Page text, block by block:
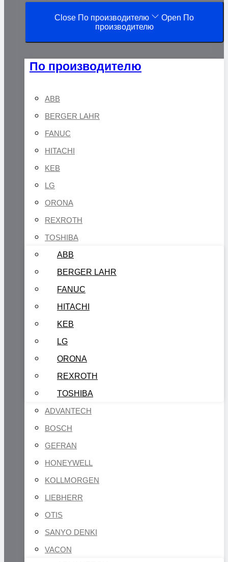
Close По производителю
Open По
производителю
По производителю
ABB
BERGER LAHR
FANUC
HITACHI
KEB
LG
ORONA
REXROTH
TOSHIBA
ABB
BERGER LAHR
FANUC
HITACHI
KEB
LG
ORONA
REXROTH
TOSHIBA
ADVANTECH
BOSCH
GEFRAN
HONEYWELL
KOLLMORGEN
LIEBHERR
OTIS
SANYO DENKI
VACON